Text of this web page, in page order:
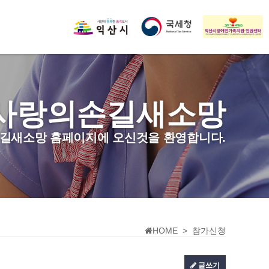
랑의손길새소망
새소망 홈페이지에 오신것을 환영합니다.
HOME > 참가신청
글쓰기